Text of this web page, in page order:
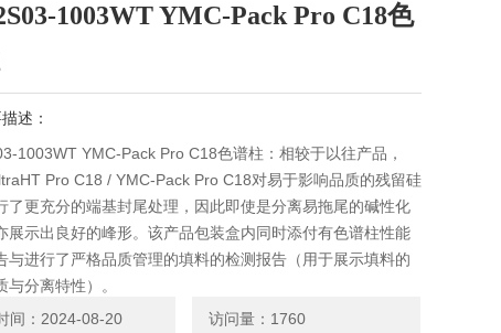
1003WT YMC-Pack Pro C18色
述：
1003WT YMC-Pack Pro C18色谱柱：相较于以往产品，
Pro C18 / YMC-Pack Pro C18对易于影响品质的残留硅
了更充分的端基封尾处理，因此即使是分离易拖尾的碱性化
展示出良好的峰形。该产品包装盒内同时添付有色谱柱性能
与进行了严格品质管理的填料的检测报告（用于展示填料的
与分离特性）。
间：2024-08-20
访问量：1760